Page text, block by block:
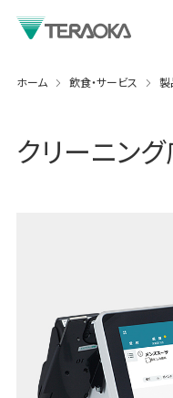
ホーム 飲食・サービス 製
クリーニン